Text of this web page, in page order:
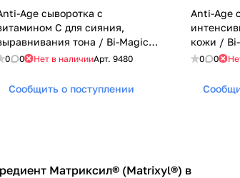
Age сыворотка с
С для сияния,
тона / Bi-Magic
C, Inspira Absolue,
косметика), 2 x 20 мл
0 0 Нет в наличииАрт.9480
Сообщить о поступлении
Anti-Age
кожи /
Absolue,
0 0
Матриксил® (Matrixyl®) в